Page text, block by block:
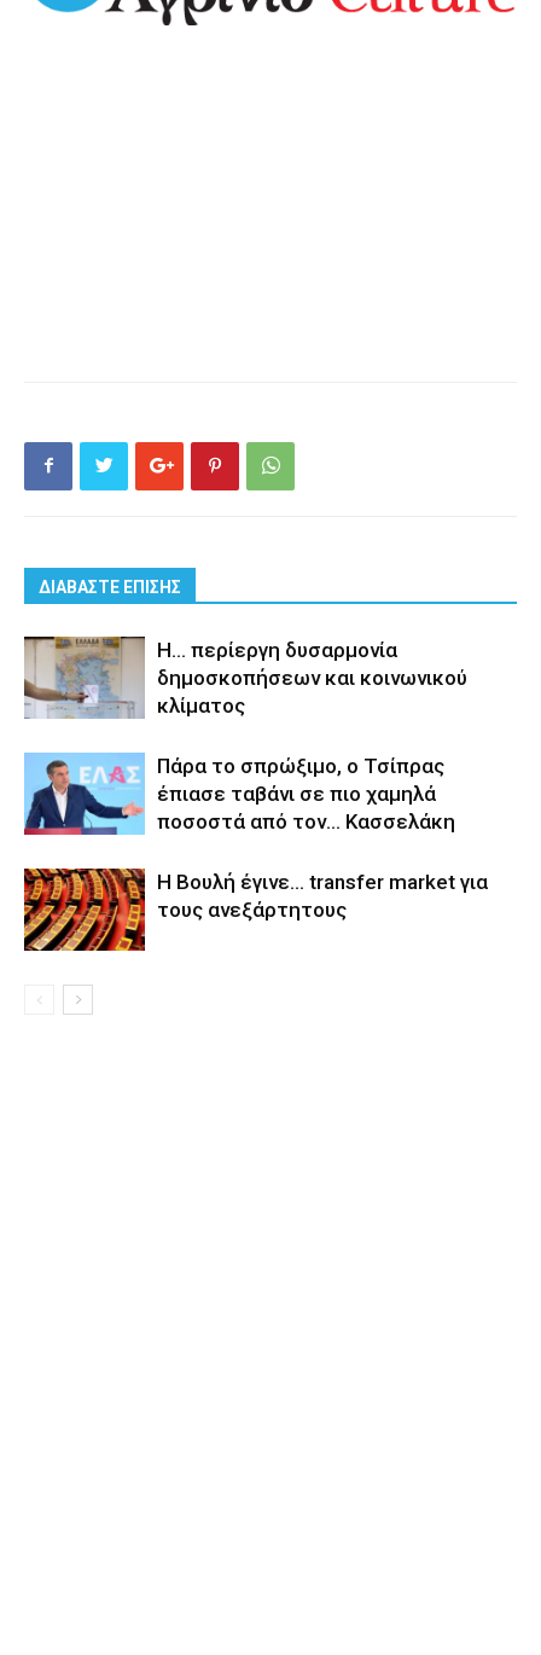
ΔΙΑΒΑΣΤΕ ΕΠΙΣΗΣ
Η… περίεργη δυσαρμονία
δημοσκοπήσεων και κοινωνικού
κλίματος
Πάρα το σπρώξιμο, ο Τσίπρας
έπιασε ταβάνι σε πιο χαμηλά
ποσοστά από τον… Κασσελάκη
Η Βουλή έγινε… transfer market για
τους ανεξάρτητους